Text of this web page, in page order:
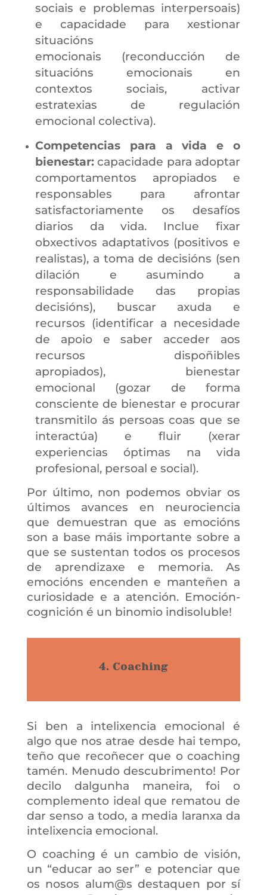
sociais e problemas interpersoais)
e capacidade para xestionar
situacións
emocionais (reconducción de
situacións emocionais en
contextos sociais, activar
estratexias de regulación
emocional colectiva).
Competencias para a vida e o
bienestar:capacidade para adoptar
comportamentos apropiados e
responsables para afrontar
satisfactoriamente os desafíos
diarios da vida. Inclue fixar
obxectivos adaptativos (positivos e
realistas), a toma de decisións (sen
dilación e asumindo a
responsabilidade das propias
decisións), buscar axuda e
recursos (identificar a necesidade
de apoio e saber acceder aos
recursos dispoñibles
apropiados), bienestar
emocional (gozar de forma
consciente de bienestar e procurar
transmitilo ás persoas coas que se
interactúa) e fluir (xerar
experiencias óptimas na vida
profesional, persoal e social).
Por último, non podemos obviar os
últimos avances en neurociencia
que demuestran que as emocións
son a base máis importante sobre a
que se sustentan todos os procesos
de aprendizaxe e memoria. As
emocións encenden e manteñen a
curiosidade e a atención. Emoción-
cognición é un binomio indisoluble!
4. Coaching
Si ben a intelixencia emocional é
algo que nos atrae desde hai tempo,
teño que recoñecer que o coaching
tamén. Menudo descubrimento! Por
decilo dalgunha maneira, foi o
complemento ideal que rematou de
dar senso a todo, a media laranxa da
intelixencia emocional.
O coaching é un cambio de visión,
un “educar ao ser” e potenciar que
os nosos alum@s destaquen por sí